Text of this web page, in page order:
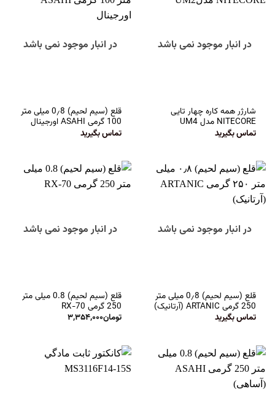
در انبار موجود نمی باشد
شارژر همه کاره چهار تایی
NITECORE مدل UM4
تماس بگیرید
در انبار موجود نمی باشد
قلع (سیم لحیم) 0٫8 میلی متر
100 گرمی ASAHI اورجینال
تماس بگیرید
در انبار موجود نمی باشد
قلع (سیم لحیم) 0٫8 میلی متر
250 گرمی ARTANIC (آرتانیک)
تماس بگیرید
در انبار موجود نمی باشد
قلع (سیم لحیم) 0.8 میلی متر
250 گرمی RX-70
تومان۳,۳۵۴,۰۰۰